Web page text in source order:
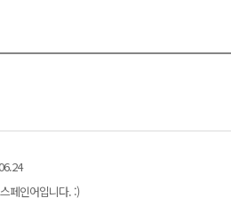
페인어입니다. :)